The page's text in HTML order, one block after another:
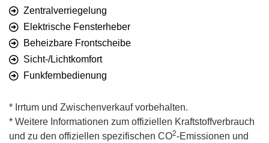
Zentralverriegelung
Elektrische Fensterheber
Beheizbare Frontscheibe
Sicht-/Lichtkomfort
Funkfernbedienung
* Irrtum und Zwischenverkauf vorbehalten.
* Weitere Informationen zum offiziellen Kraftstoffverbrauch
und zu den offiziellen spezifischen CO2-Emissionen und